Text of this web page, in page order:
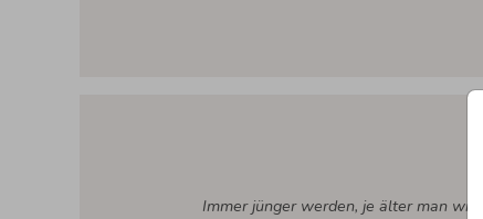
Immer jünger werden, je älter man